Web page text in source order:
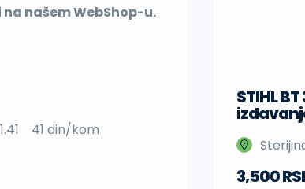
našem WebShop-u.
41 din/kom
STIHL
3,500